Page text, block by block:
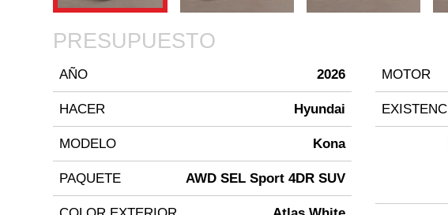
PRESUPUESTO
AÑO 2026
HACER Hyundai
MODELO Kona
PAQUETE AWD SEL Sport 4DR SUV
MOTOR